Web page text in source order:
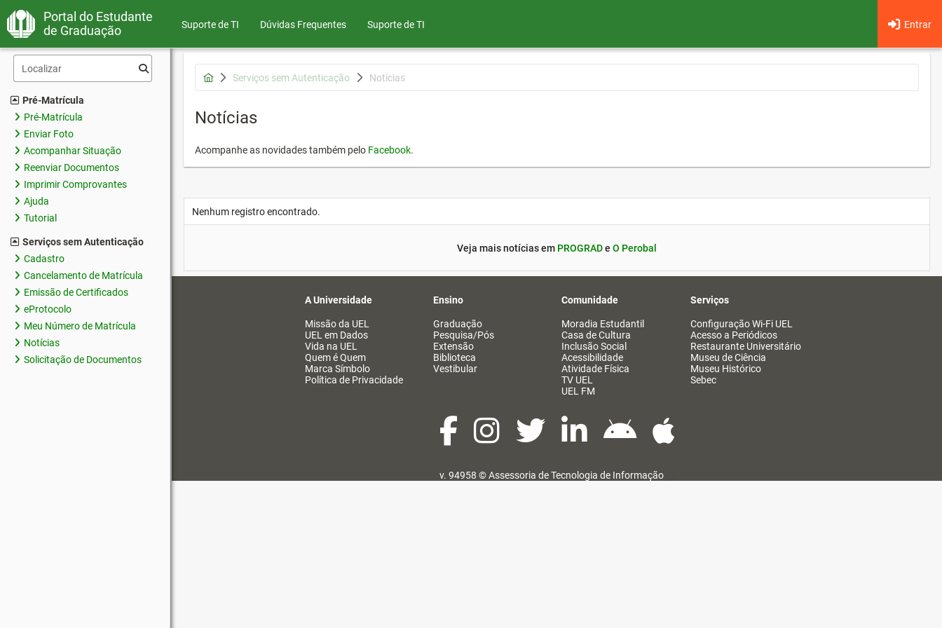
Portal do Estudante
de Graduação
Suporte de TI Dúvidas Frequentes Entrar
Suporte de TI
Pré-Matrícula
Pré-Matrícula
Enviar Foto
Acompanhar Situação
Reenviar Documentos
Imprimir Comprovantes
Ajuda
Tutorial
Serviços sem Autenticação
Cadastro
Cancelamento de Matrícula
Emissão de Certificados
eProtocolo
Meu Número de Matrícula
Notícias
Solicitação de Documentos
Serviços sem Autenticação Notícias
Notícias
Acompanhe as novidades também pelo Facebook.
Nenhum registro encontrado.
Veja mais notícias em PROGRADe O Perobal
A Universidade
Missão da UEL
UEL em Dados
Vida na UEL
Quem é Quem
Marca Símbolo
Política de Privacidade
Ensino
Graduação
Pesquisa/Pós
Extensão
Biblioteca
Vestibular
Comunidade
Moradia Estudantil
Casa de Cultura
Inclusão Social
Acessibilidade
Atividade Física
TV UEL
UEL FM
Serviços
Configuração Wi-Fi UEL
Acesso a Periódicos
Restaurante Universitário
Museu de Ciência
Museu Histórico
Sebec
v. 94958 ©Assessoria de Tecnologia de Informação